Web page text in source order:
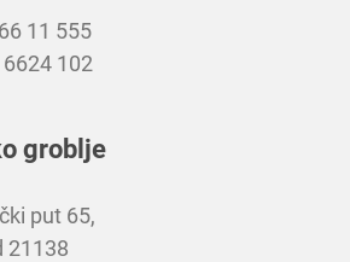
11 555
102
groblje
put 65,
21138